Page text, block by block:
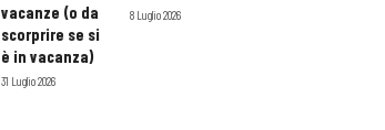
vacanze (o da
scorprire se si
è in vacanza)
31 Luglio 2026
8 Luglio 2026